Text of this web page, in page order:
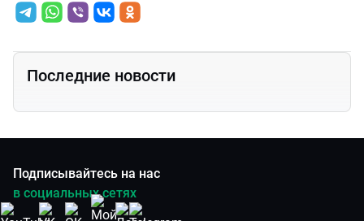
Последние новости
Подписывайтесь на нас
в социальных сетях